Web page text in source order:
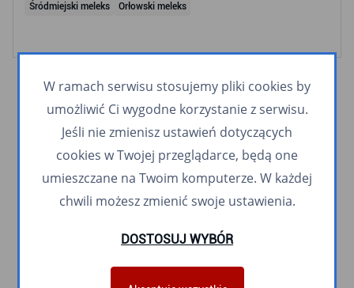
Śródmiejski meleks Orłowski meleks
W ramach serwisu stosujemy pliki cookies by
umożliwić Ci wygodne korzystanie z serwisu.
Jeśli nie zmienisz ustawień dotyczących
cookies w Twojej przeglądarce, będą one
umieszczane na Twoim komputerze. W każdej
chwili możesz zmienić swoje ustawienia.
DOSTOSUJ WYBÓR